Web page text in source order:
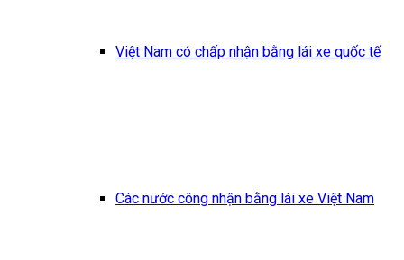
Việt Nam có chấp nhận bằng lái xe quốc tế
Các nước công nhận bằng lái xe Việt Nam